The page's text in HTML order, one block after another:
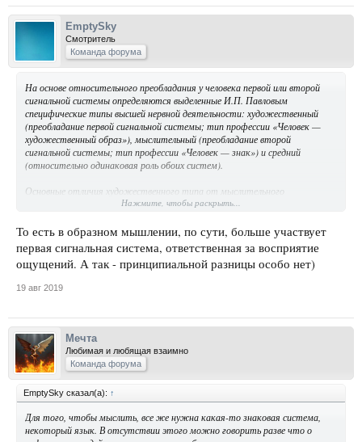
EmptySky
Смотритель
Команда форума
На основе относительного преобладания у человека первой или второй
сигнальной системы определяются выделенные И.П. Павловым
специфические типы высшей нервной деятельности: художественный
(преобладание первой сигнальной системы; тип профессии «Человек —
художественный образ»), мыслительный (преобладание второй
сигнальной системы; тип профессии «Человек — знак») и средний
(относительно одинаковая роль обоих систем).
Основные отличия художественного типа от мыслительного
проявляются в сфере восприятия, где для «художника» характерны
«мыслителя» — дробление его на отдельные части, поиске смысла. В
сфере воображения и мышления у «художников» отмечается
преобладание образного мышления и воображения, в то время как для
«мыслителей» характерно абстрактное, теоретическое мышление; в
эмоциональной сфере лица художественного типа отличаются
повышенной эмоциональностью, аффективностью, а для мыслительного
события.
Таким образом, люди художественного типа в большей степени склонны к
профессиональной деятельности, требующей впечатлительности,
образности и живости фантазии. Люди мыслительного типа лучше
абстрактным материалом, математическими и логическими
формулами, различными понятиями.
Представители среднего типа сочетают в себе черты и
Нажмите, чтобы раскрыть...
То есть в образном мышлении, по сути, больше участвует
первая сигнальная система, ответственная за восприятие
ощущений. А так - принципиальной разницы особо нет)
19 авг 2019
Мечта
Любимая и любящая взаимно
Команда форума
EmptySky сказал(а): ↑
Для того, чтобы мыслить, все же нужна какая-то знаковая система,
некоторый язык. В отсутствии этого можно говорить разве что о